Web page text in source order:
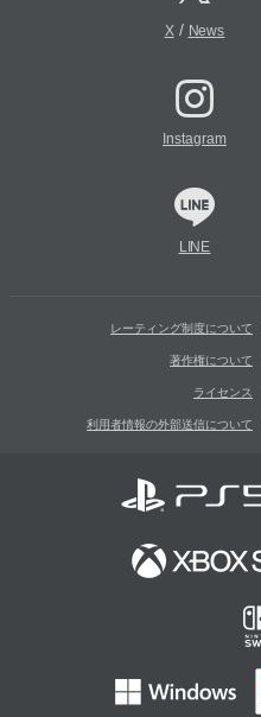
X/ News
Instagram
LINE
レーティング制度について
著作権について
ライセンス
利用者情報の外部送信について